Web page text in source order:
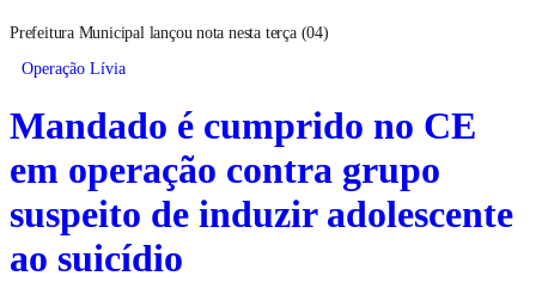
Prefeitura Municipal lançou nota nesta terça (04)
Operação Lívia
Mandado é cumprido no CE
em operação contra grupo
suspeito de induzir adolescente
ao suicídio